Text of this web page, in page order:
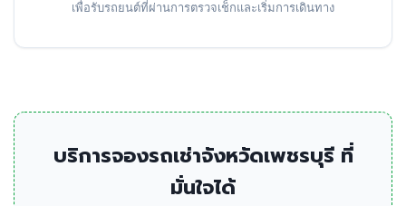
เพื่อรับรถยนต์ที่ผ่านการตรวจเช็กและเริ่มการเดินทาง
บริการจองรถเช่าจังหวัดเพชรบุรี ที่
มั่นใจได้